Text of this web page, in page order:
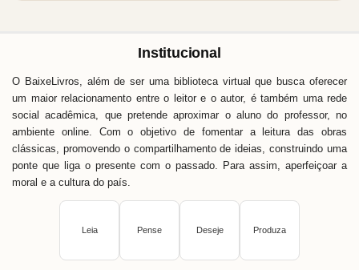
Institucional
O BaixeLivros, além de ser uma biblioteca virtual que busca oferecer
um maior relacionamento entre o leitor e o autor, é também uma rede
social acadêmica, que pretende aproximar o aluno do professor, no
ambiente online. Com o objetivo de fomentar a leitura das obras
clássicas, promovendo o compartilhamento de ideias, construindo uma
ponte que liga o presente com o passado. Para assim, aperfeiçoar a
moral e a cultura do país.
Leia Pense Deseje Produza